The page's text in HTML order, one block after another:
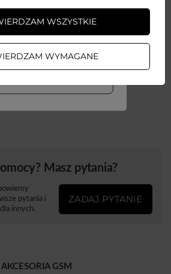
w cm
9 Więcej
Masz pytania?
pytania i
innych.
ZADAJ PYTANIE
AKCESORIA GSM
ZAŁÓŻ KONTO
WYMAGANE
WSZYSTKIE